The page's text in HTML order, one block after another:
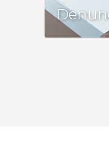
Tu
Dirección